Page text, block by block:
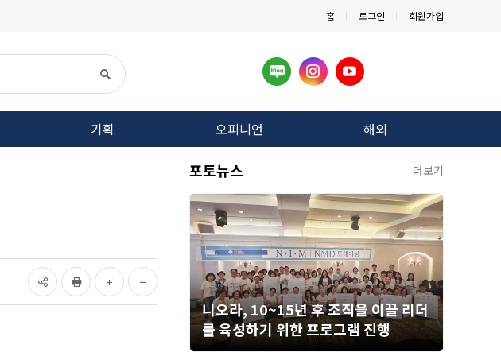
홈 로그인 회원가입
기획 오피니언 해외
포토뉴스 더보기
니오라, 10~15년 후 조직을 이끌 리더
를 육성하기 위한 프로그램 진행